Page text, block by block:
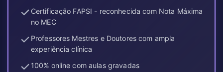
Certificação FAPSI - reconhecida com Nota Máxima
no MEC
Professores Mestres e Doutores com ampla
experiência clínica
100% online com aulas gravadas